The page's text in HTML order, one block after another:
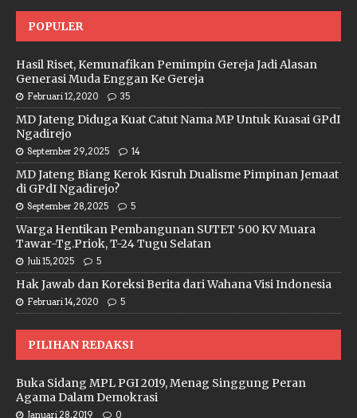
POPULER
Hasil Riset, Kemunafikan Pemimpin Gereja Jadi Alasan
Generasi Muda Enggan Ke Gereja
Februari 12, 2020 35
MD Jateng Diduga Kuat Catut Nama MP Untuk Kuasai GPdI
Ngadirejo
September 29, 2025 14
MD Jateng Biang Kerok Kisruh Dualisme Pimpinan Jemaat
di GPdI Ngadirejo?
September 28, 2025 5
Warga Hentikan Pembangunan SUTET 500 KV Muara
Tawar-Tg.Priok, T-24 Tugu Selatan
Juli 15, 2025 5
Hak Jawab dan Koreksi Berita dari Wahana Visi Indonesia
Februari 14, 2020 5
PILIHAN REDAKSI
Buka Sidang MPL PGI 2019, Menag Singgung Peran
Agama Dalam Demokrasi
Januari 28, 2019 0